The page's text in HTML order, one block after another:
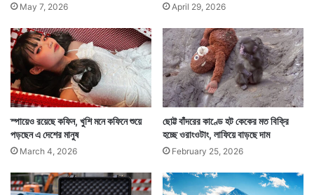
জাপানের ওই মহিলা তাঁর স্বামীকে নিয়ে চিকিৎসকের কাছে যান।
চিকিৎসক পরীক্ষা করে জানান তাঁর স্বামী দৈহিক সম্পর্ক তৈরিতে
নেশাগ্রস্ত। তাঁর থেরাপিও শুরু হয়।
May 7, 2026 April 29, 2026
স্পায়েও রয়েছে কফিন, খুশি মনে কফিনে শুয়ে
পড়ছেন এ দেশের মানুষ
March 4, 2026
ছোট্ট বাঁদরের কাণ্ডে হট কেকের মত বিক্রি
হচ্ছে ওরাংওটাং, লাফিয়ে বাড়ছে দাম
February 25, 2026